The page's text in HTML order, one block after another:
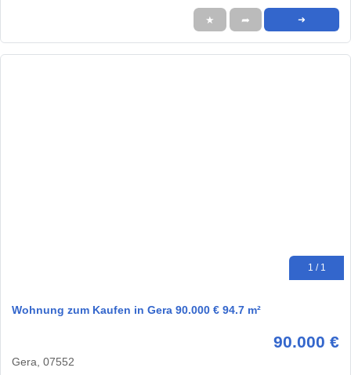
★ ➦ ➜
1 / 1
Wohnung zum Kaufen in Gera 90.000 € 94.7 m²
90.000 €
Gera, 07552